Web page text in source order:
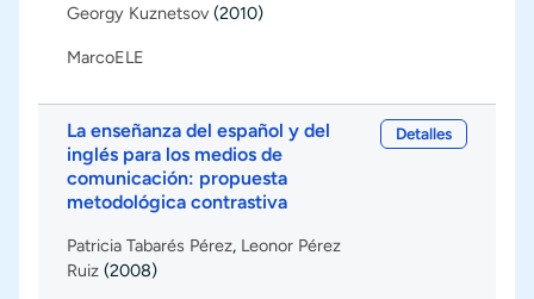
Georgy Kuznetsov (2010)
MarcoELE
La enseñanza del español y del
inglés para los medios de
comunicación: propuesta
metodológica contrastiva
Patricia Tabarés Pérez, Leonor Pérez
Ruiz (2008)
Detalles